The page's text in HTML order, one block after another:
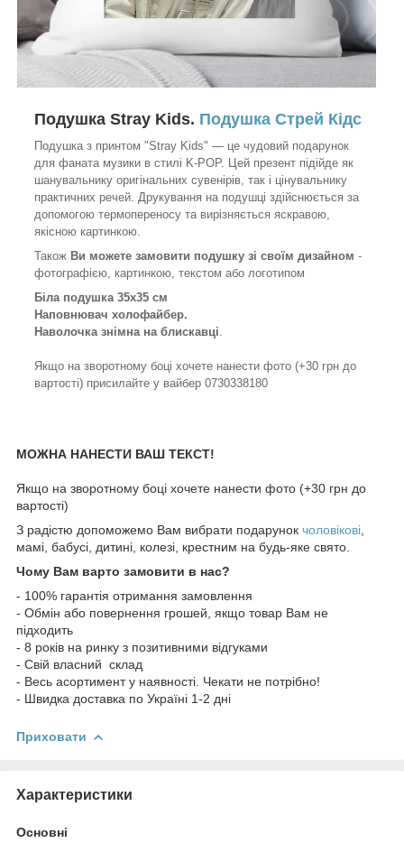
Подушка Stray Kids. Подушка Стрей Кідс
Подушка з принтом "Stray Kids" — це чудовий подарунок
для фаната музики в стилі K-POP. Цей презент підійде як
шанувальнику оригінальних сувенірів, так і цінувальнику
практичних речей. Друкування на подушці здійснюється за
допомогою термопереносу та вирізняється яскравою,
якісною картинкою.
Також Ви можете замовити подушку зі своїм дизайном -
фотографією, картинкою, текстом або логотипом
Біла подушка 35х35 см
Наповнювач холофайбер.
Наволочка знімна на блискавці
Якщо на зворотному боці хочете нанести фото (+30 грн до
вартості) присилайте у вайбер 0730338180
МОЖНА НАНЕСТИ ВАШ ТЕКСТ!
Якщо на зворотному боці хочете нанести фото (+30 грн до
вартості)
З радістю допоможемо Вам вибрати подарунок чоловікові
мамі, бабусі, дитині, колезі, крестним на будь-яке свято.
Чому Вам варто замовити в нас?
- 100% гарантія отримання замовлення
- Обмін або повернення грошей, якщо товар Вам не
підходить
- 8 років на ринку з позитивними відгуками
- Свій власний склад
- Весь асортимент у наявності. Чекати не потрібно!
- Швидка доставка по Україні 1-2 дні
Приховати
Характеристики
Основні